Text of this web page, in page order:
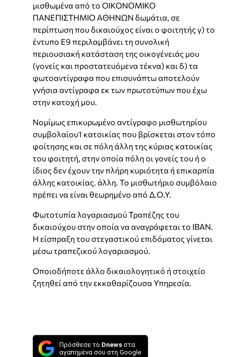
μισθωμένα από το ΟΙΚΟΝΟΜΙΚΟ
ΠΑΝΕΠΙΣΤΗΜΙΟ ΑΘΗΝΩΝ δωμάτια, σε
περίπτωση που δικαιούχος είναι ο φοιτητής γ) το
έντυπο Ε9 περιλαμβάνει τη συνολική
περιουσιακή κατάσταση της οικογένειάς μου
(γονείς και προστατευόμενα τέκνα) και δ) τα
φωτοαντίγραφα που επισυνάπτω αποτελούν
γνήσια αντίγραφα εκ των πρωτοτύπων που έχω
στην κατοχή μου.
Νομίμως επικυρωμένο αντίγραφο μισθωτηρίου
συμβολαίου1 κατοικίας που βρίσκεται στον τόπο
φοίτησης και σε πόλη άλλη της κύριας κατοικίας
του φοιτητή, στην οποία πόλη οι γονείς του ή ο
ίδιος δεν έχουν την πλήρη κυριότητα ή επικαρπία
άλλης κατοικίας. άλλη. Το μισθωτήριο συμβόλαιο
πρέπει να είναι θεωρημένο από Δ.Ο.Υ.
Φωτοτυπία λογαριασμού Τραπέζης του
δικαιούχου στην οποία να αναγράφεται το ΙΒΑΝ.
Η είσπραξη του στεγαστικού επιδόματος γίνεται
μέσω τραπεζικού λογαριασμού.
Οποιοδήποτε άλλο δικαιολογητικό ή στοιχείο
ζητηθεί από την εκκαθαρίζουσα Υπηρεσία.
Πρόσθεσε το Dnews στα
αγαπημένα σου στη Google